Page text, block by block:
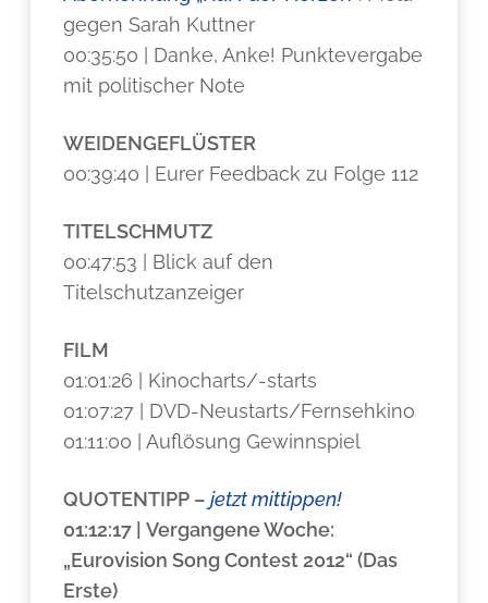
gegen Sarah Kuttner
00:35:50 | Danke, Anke! Punktevergabe
mit politischer Note
WEIDENGEFLÜSTER
00:39:40 | Eurer Feedback zu Folge 112
TITELSCHMUTZ
00:47:53 | Blick auf den
Titelschutzanzeiger
FILM
01:01:26 | Kinocharts/-starts
01:07:27 | DVD-Neustarts/Fernsehkino
01:11:00 | Auflösung Gewinnspiel
QUOTENTIPP –jetzt mittippen!
01:12:17 | Vergangene Woche:
„Eurovision Song Contest 2012“ (Das
Erste)